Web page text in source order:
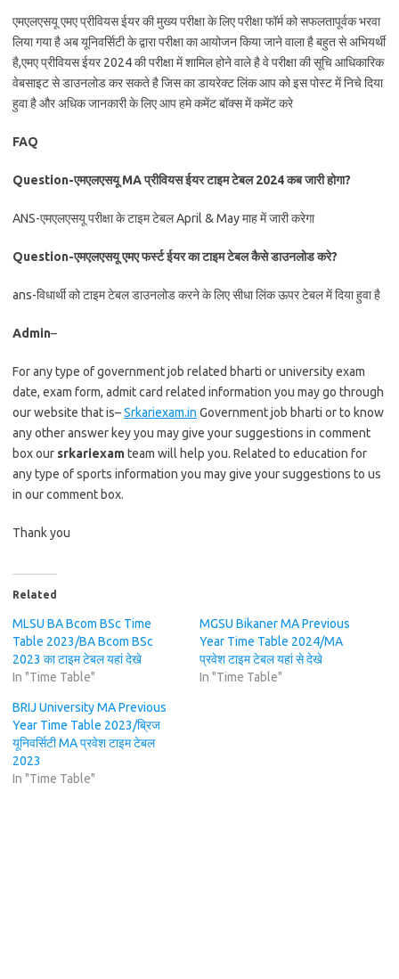
एमएलएसयू एमए प्रीवियस ईयर की मुख्य परीक्षा के लिए परीक्षा फॉर्म को सफलतापूर्वक भरवा
लिया गया है अब यूनिवर्सिटी के द्वारा परीक्षा का आयोजन किया जाने वाला है बहुत से अभियर्थी
है,एमए प्रीवियस ईयर 2024 की परीक्षा में शामिल होने वाले है वे परीक्षा की सूचि आधिकारिक
वेबसाइट से डाउनलोड कर सकते है जिस का डायरेक्ट लिंक आप को इस पोस्ट में निचे दिया
हुवा है और अधिक जानकारी के लिए आप हमे कमेंट बॉक्स में कमेंट करे
FAQ
Question-एमएलएसयू MA प्रीवियस ईयर टाइम टेबल 2024 कब जारी होगा?
ANS-एमएलएसयू परीक्षा के टाइम टेबल April & May माह में जारी करेगा
Question-एमएलएसयू एमए फर्स्ट ईयर का टाइम टेबल कैसे डाउनलोड करे?
ans-विधार्थी को टाइम टेबल डाउनलोड करने के लिए सीधा लिंक ऊपर टेबल में दिया हुवा है
Admin–
For any type of government job related bharti or university exam
date, exam form, admit card related information you may go through
our website that is–Srkariexam.in Government job bharti or to know
any other answer key you may give your suggestions in comment
box our srkariexamteam will help you. Related to education for
any type of sports information you may give your suggestions to us
in our comment box.
Thank you
Related
MLSU BA Bcom BSc Time
Table 2023/BA Bcom BSc
2023 का टाइम टेबल यहां देखे
In "Time Table"
MGSU Bikaner MA Previous
Year Time Table 2024/MA
प्रवेश टाइम टेबल यहां से देखे
In "Time Table"
BRIJ University MA Previous
Year Time Table 2023/ब्रिज
यूनिवर्सिटी MA प्रवेश टाइम टेबल
2023
In "Time Table"